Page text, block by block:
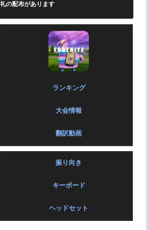
の配布があります
ランキング
大会情報
翻訳動画
振り向き
キーボード
ヘッドセット